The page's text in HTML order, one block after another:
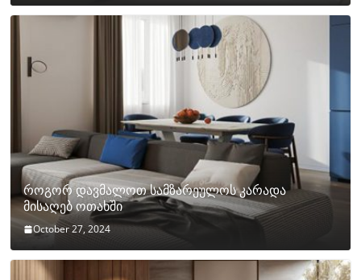
როგორ დავმალოთ სამზარეულოს კარადა
მისაღებ ოთახში
October 27, 2024